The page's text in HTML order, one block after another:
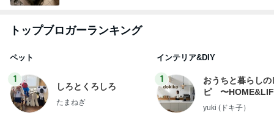
トップブロガーランキング
ペット
1
しろとくろしろ
たまねぎ
インテリア&DIY
1
おうちと暮らしの
ピ 〜
yuki (ドキ子）